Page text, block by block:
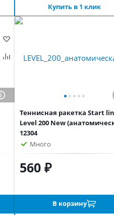
Купить в 1 клик
Теннисная ракетка Start
Level 200 New
12304
Много
560 ₽
В корзину